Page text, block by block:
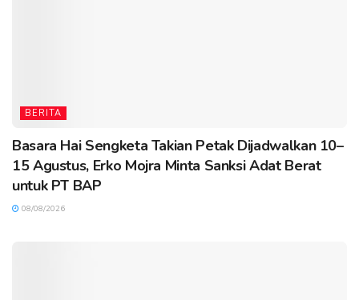
BERITA
Basara Hai Sengketa Takian Petak Dijadwalkan 10–
15 Agustus, Erko Mojra Minta Sanksi Adat Berat
untuk PT BAP
08/08/2026